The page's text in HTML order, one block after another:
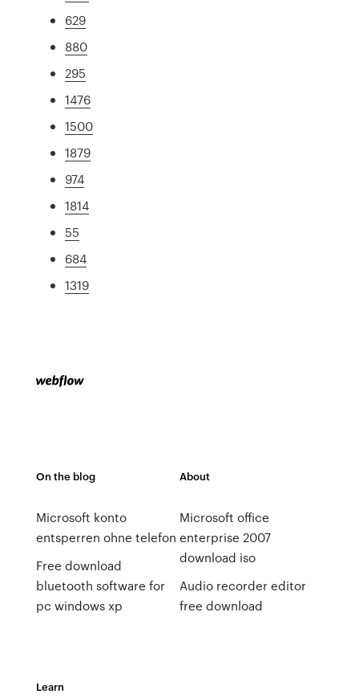
629
880
295
1476
1500
1879
974
1814
55
684
1319
On the blog
Microsoft konto
entsperren ohne telefon
Free download
bluetooth software for
pc windows xp
About
Microsoft office
enterprise 2007
download iso
Audio recorder editor
free download
Learn